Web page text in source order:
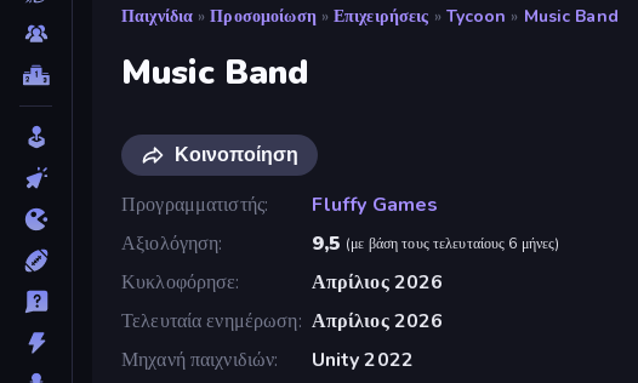
Παιχνίδια » Προσομοίωση » Επιχειρήσεις » Tycoon » Music Band
Music Band
Κοινοποίηση
Προγραμματιστής
Fluffy Games
Αξιολόγηση
9,5 (με βάση τους τελευταίους 6 μήνες)
Κυκλοφόρησε
Απρίλιος 2026
Τελευταία ενημέρωση Απρίλιος 2026
Μηχανή παιχνιδιών
Unity 2022